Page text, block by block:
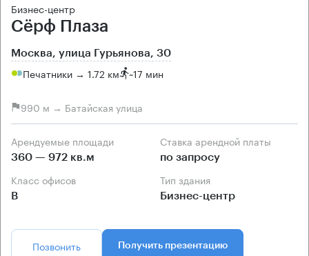
Бизнес-центр
Сёрф Плаза
Москва, улица Гурьянова, 30
Печатники → 1.72 км ~17 мин
990 м → Батайская улица
Арендуемые площади
360 — 972 кв.м
Ставка арендной платы
по запросу
Класс офисов
B
Тип здания
Бизнес-центр
Позвонить Получить презентацию